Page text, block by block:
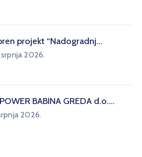
projekt “Nadogradnj…
srpnja 2026.
BABINA GREDA d.o.…
2026.